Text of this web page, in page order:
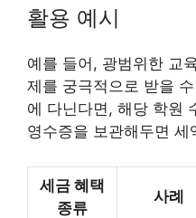
활용 예시
예를 들어, 광범위한 교
제를 궁극적으로 받을
에 다닌다면, 해당 학원
영수증을 보관해두면
세금 혜택
종류
사례